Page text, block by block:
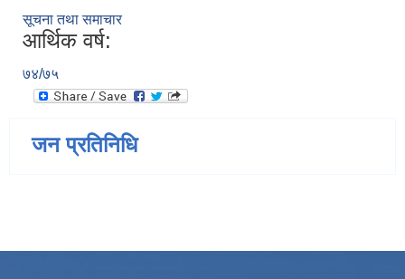
सूचना तथा समाचार
आर्थिक वर्ष:
७४/७५
जन प्रतिनिधि